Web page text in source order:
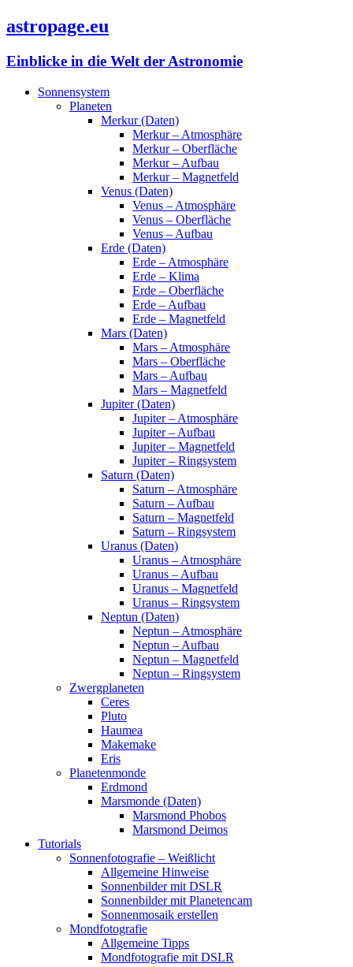
astropage.eu
Einblicke in die Welt der Astronomie
Sonnensystem
Planeten
Merkur (Daten)
Merkur – Atmosphäre
Merkur – Oberfläche
Merkur – Aufbau
Merkur – Magnetfeld
Venus (Daten)
Venus – Atmosphäre
Venus – Oberfläche
Venus – Aufbau
Erde (Daten)
Erde – Atmosphäre
Erde – Klima
Erde – Oberfläche
Erde – Aufbau
Erde – Magnetfeld
Mars (Daten)
Mars – Atmosphäre
Mars – Oberfläche
Mars – Aufbau
Mars – Magnetfeld
Jupiter (Daten)
Jupiter – Atmosphäre
Jupiter – Aufbau
Jupiter – Magnetfeld
Jupiter – Ringsystem
Saturn (Daten)
Saturn – Atmosphäre
Saturn – Aufbau
Saturn – Magnetfeld
Saturn – Ringsystem
Uranus (Daten)
Uranus – Atmosphäre
Uranus – Aufbau
Uranus – Magnetfeld
Uranus – Ringsystem
Neptun (Daten)
Neptun – Atmosphäre
Neptun – Aufbau
Neptun – Magnetfeld
Neptun – Ringsystem
Zwergplaneten
Ceres
Pluto
Haumea
Makemake
Eris
Planetenmonde
Erdmond
Marsmonde (Daten)
Marsmond Phobos
Marsmond Deimos
Tutorials
Sonnenfotografie – Weißlicht
Allgemeine Hinweise
Sonnenbilder mit DSLR
Sonnenbilder mit Planetencam
Sonnenmosaik erstellen
Mondfotografie
Allgemeine Tipps
Mondfotografie mit DSLR